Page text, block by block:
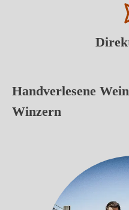
Handverlesene
Winzern